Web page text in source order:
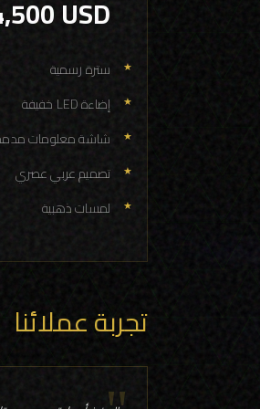
USD
سترة رسمية
إضاءة LED خفيفة
شاشة معلومات
تصميم عربي عصري
لمسات ذهبية
تجربة عملائنا